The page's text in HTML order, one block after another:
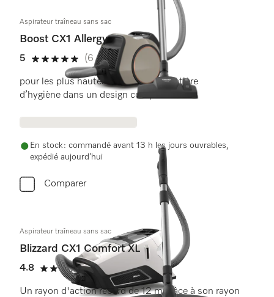
Aspirateur traîneau sans sac
Boost CX1 Allergy
5
5 étoiles sur 5
(6 critiques)
pour les plus hautes exigences en matière
d’hygiène dans un design compact.
En stock : commandé avant 13 h les jours ouvrables,
expédié aujourd’hui
Comparer
Aspirateur traîneau sans sac
Blizzard CX1 Comfort XL
4.8
4.8 étoiles sur 5
(18 critiques)
Un rayon d'action record de 12 m grâce à son rayon